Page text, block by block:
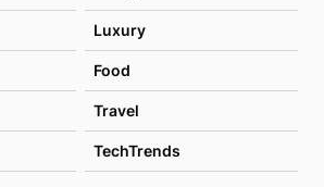
Luxury
Food
Travel
TechTrends